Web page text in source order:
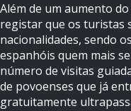
Além de um aumento
registar que os turistas
nacionalidades, sendo
espanhóis quem mais
número de visitas
de povoenses que já
gratuitamente